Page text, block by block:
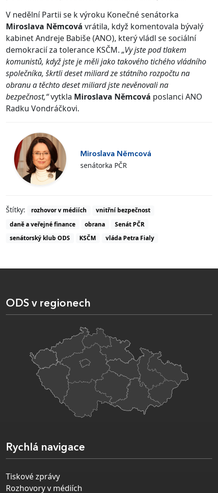
V nedělní Partii se k výroku Konečné senátorka
Miroslava Němcová vrátila, když komentovala bývalý
kabinet Andreje Babiše (ANO), který vládl se sociální
demokracií za tolerance KSČM. „Vy jste pod tlakem
komunistů, když jste je měli jako takového tichého vládního
společníka, škrtli deset miliard ze státního rozpočtu na
obranu a těchto deset miliard jste nevěnovali na
bezpečnost,“vytkla Miroslava Němcová poslanci ANO
Radku Vondráčkovi.
Miroslava Němcová
senátorka PČR
Štítky: rozhovor v médiích
vnitřní bezpečnost
daně a veřejné finance
obrana
Senát PČR
senátorský klub ODS
KSČM vláda Petra Fialy
ODS v regionech
Rychlá navigace
Tiskové zprávy
Rozhovory v médiích